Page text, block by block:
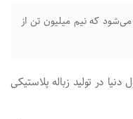
می‌شود که نیم میلیون تن از
ایران جزو ۲۰ کشور اول دنیا در تولید زباله پلاستیکی